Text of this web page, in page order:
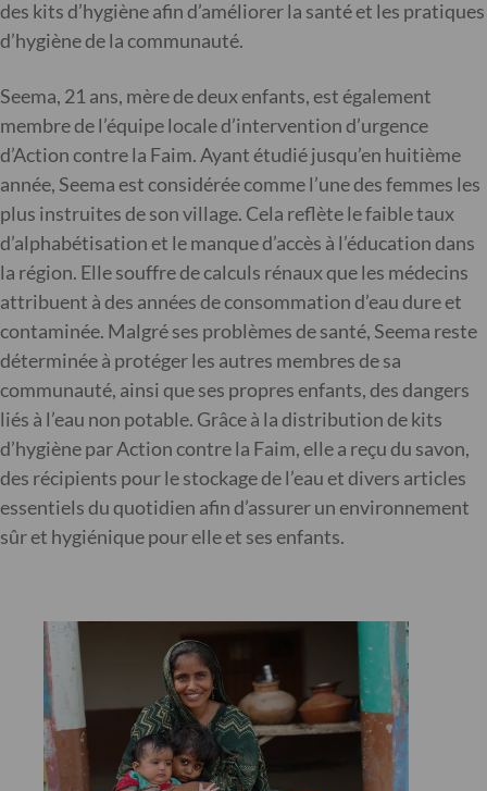
des kits d’hygiène afin d’améliorer la santé et les pratiques
d’hygiène de la communauté.
Seema, 21 ans, mère de deux enfants, est également
membre de l’équipe locale d’intervention d’urgence
d’Action contre la Faim. Ayant étudié jusqu’en huitième
année, Seema est considérée comme l’une des femmes les
plus instruites de son village. Cela reflète le faible taux
d’alphabétisation et le manque d’accès à l’éducation dans
la région. Elle souffre de calculs rénaux que les médecins
attribuent à des années de consommation d’eau dure et
contaminée. Malgré ses problèmes de santé, Seema reste
déterminée à protéger les autres membres de sa
communauté, ainsi que ses propres enfants, des dangers
liés à l’eau non potable. Grâce à la distribution de kits
d’hygiène par Action contre la Faim, elle a reçu du savon,
des récipients pour le stockage de l’eau et divers articles
essentiels du quotidien afin d’assurer un environnement
sûr et hygiénique pour elle et ses enfants.